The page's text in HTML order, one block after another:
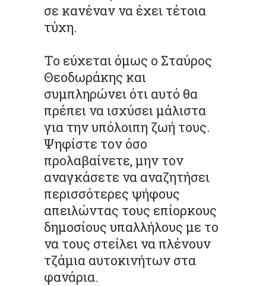
σε κανέναν να έχει τέτοια
τύχη.
Το εύχεται όμως ο Σταύρος
Θεοδωράκης και
συμπληρώνει ότι αυτό θα
πρέπει να ισχύσει μάλιστα
για την υπόλοιπη ζωή τους.
Ψηφίστε τον όσο
προλαβαίνετε, μην τον
αναγκάσετε να αναζητήσει
περισσότερες ψήφους
απειλώντας τους επίορκους
δημοσίους υπαλλήλους με το
να τους στείλει να πλένουν
τζάμια αυτοκινήτων στα
φανάρια.